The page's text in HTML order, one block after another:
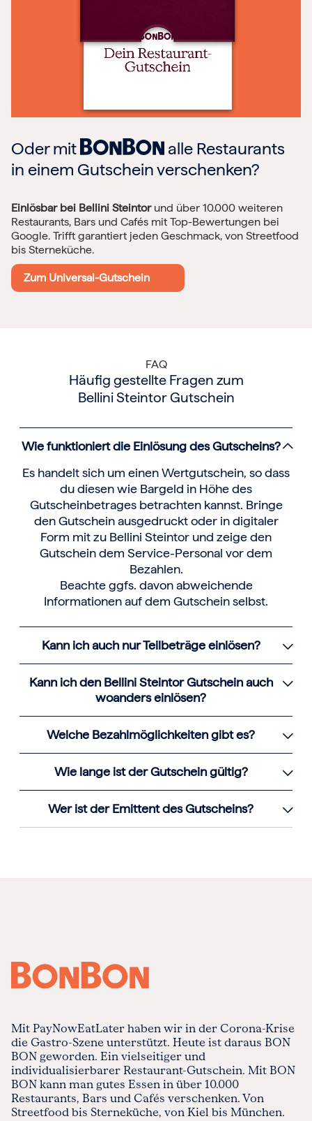
Oder mit
alle Restaurants
in einem Gutschein verschenken?
Einlösbar bei Bellini Steintorund über 10.000 weiteren
Restaurants, Bars und Cafés mit Top-Bewertungen bei
Google. Trifft garantiert jeden Geschmack, von Streetfood
bis Sterneküche.
Zum Universal-Gutschein
FAQ
Häufig gestellte Fragen zum
Bellini Steintor Gutschein
Wie funktioniert die Einlösung des Gutscheins?
Es handelt sich um einen Wertgutschein, so dass
du diesen wie Bargeld in Höhe des
Gutscheinbetrages betrachten kannst. Bringe
den Gutschein ausgedruckt oder in digitaler
Form mit zu Bellini Steintor und zeige den
Gutschein dem Service-Personal vor dem
Bezahlen.
Beachte ggfs. davon abweichende
Informationen auf dem Gutschein selbst.
Kann ich auch nur Teilbeträge einlösen?
Kann ich den Bellini Steintor Gutschein auch
woanders einlösen?
Welche Bezahlmöglichkeiten gibt es?
Wie lange ist der Gutschein gültig?
Wer ist der Emittent des Gutscheins?
Mit PayNowEatLater haben wir in der Corona-Krise
die Gastro-Szene unterstützt. Heute ist daraus BON
BON geworden. Ein vielseitiger und
individualisierbarer Restaurant-Gutschein. Mit BON
BON kann man gutes Essen in über 10.000
Restaurants, Bars und Cafés verschenken. Von
Streetfood bis Sterneküche, von Kiel bis München.